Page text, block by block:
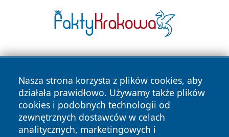
Nasza strona korzysta z plików cookies, aby
działała prawidłowo. Używamy także plików
cookies i podobnych technologii od
zewnętrznych dostawców w celach
analitycznych, marketingowych i
Copyright © 2026 dabrowski24.pl Wszystkie prawa
zastrzeżone.